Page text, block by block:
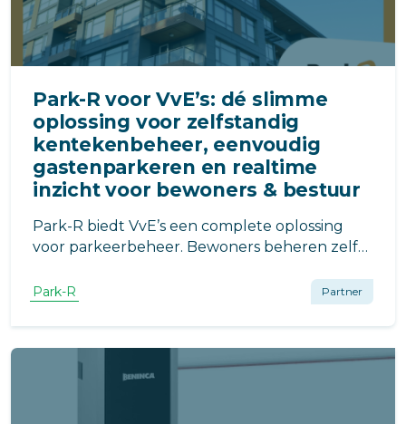
Park-R voor VvE’s: dé slimme
oplossing voor zelfstandig
kentekenbeheer, eenvoudig
gastenparkeren en realtime
inzicht voor bewoners & bestuur
Park-R biedt VvE’s een complete oplossing
voor parkeerbeheer. Bewoners beheren zelf
houden realtime overzicht. Minder
administratie, meer gemak en controle.
Park-R Partner